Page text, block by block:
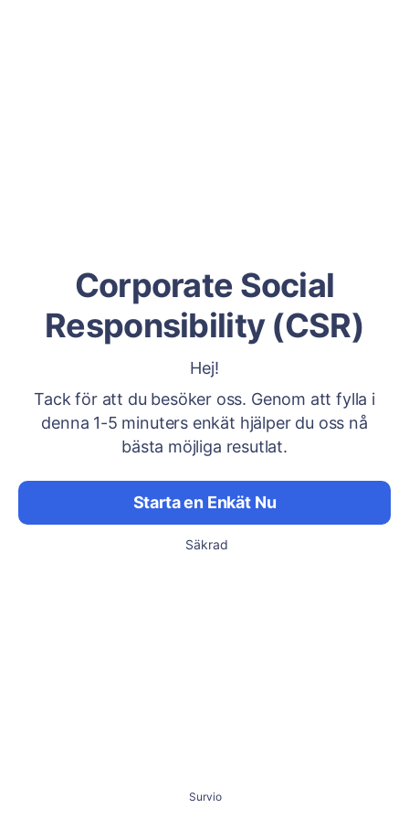
Corporate Social
Responsibility (CSR)
Hej!
Tack för att du besöker oss. Genom att fylla i
denna 1-5 minuters enkät hjälper du oss nå
bästa möjliga resutlat.
Starta en Enkät Nu
Säkrad
Survio